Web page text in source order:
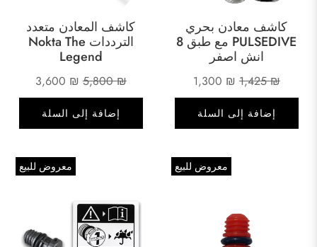
كاشف المعادن متعدد
الترددات Nokta The
Legend
5,800₪
السعر
الأصلي
هو:
3,600 ₪
الحالي
إضافة إلى السلة
كاشف معادن بحري
PULSEDIVE مع طبق 8
انش اصفر
1,425₪
السعر
الأصلي
هو:
1,300 ₪
الحالي
إضافة إلى السلة
معروض للبيع معروض للبيع